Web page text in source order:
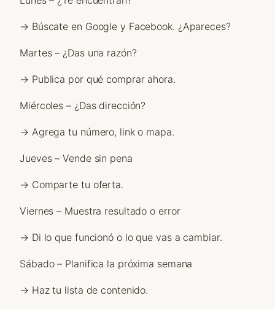
→ Búscate en Google y Facebook. ¿Apareces?
Martes – ¿Das una razón?
→ Publica por qué comprar ahora.
Miércoles – ¿Das dirección?
→ Agrega tu número, link o mapa.
Jueves – Vende sin pena
→ Comparte tu oferta.
Viernes – Muestra resultado o error
→ Di lo que funcionó o lo que vas a cambiar.
Sábado – Planifica la próxima semana
→ Haz tu lista de contenido.